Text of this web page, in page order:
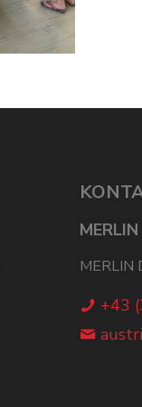
MERLIN
+43